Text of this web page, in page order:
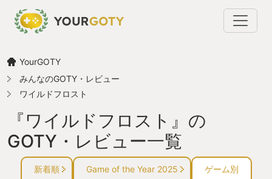
YourGOTY
みんなのGOTY・レビュー
ワイルドフロスト
『ワイルドフロスト』の
GOTY・レビュー一覧
新着順 Game of the Year 2025 ゲーム別